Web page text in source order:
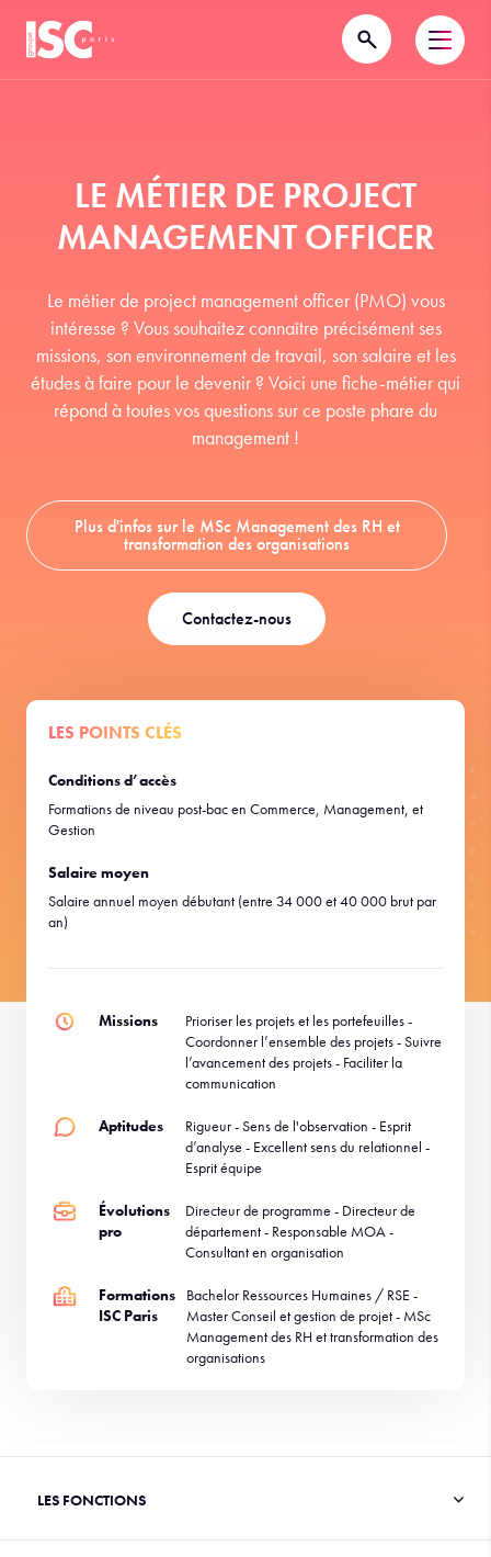
LE MÉTIER DE PROJECT
MANAGEMENT OFFICER
Le métier de project management officer (PMO) vous
intéresse ? Vous souhaitez connaître précisément ses
missions, son environnement de travail, son salaire et les
études à faire pour le devenir ? Voici une fiche-métier qui
répond à toutes vos questions sur ce poste phare du
management !
Plus d'infos sur le MSc Management des RH et
transformation des organisations
Contactez-nous
LES POINTS CLÉS
Conditions d’accès
Formations de niveau post-bac en Commerce, Management, et
Gestion
Salaire moyen
Salaire annuel moyen débutant (entre 34 000 et 40 000 brut par
an)
Missions
Prioriser les projets et les portefeuilles -
Coordonner l’ensemble des projets - Suivre
l’avancement des projets - Faciliter la
communication
Aptitudes
Rigueur - Sens de l'observation - Esprit
d’analyse - Excellent sens du relationnel -
Esprit équipe
Évolutions
pro
Directeur de programme - Directeur de
département - Responsable MOA -
Consultant en organisation
Formations
ISC Paris
Bachelor Ressources Humaines / RSE -
Master Conseil et gestion de projet - MSc
Management des RH et transformation des
organisations